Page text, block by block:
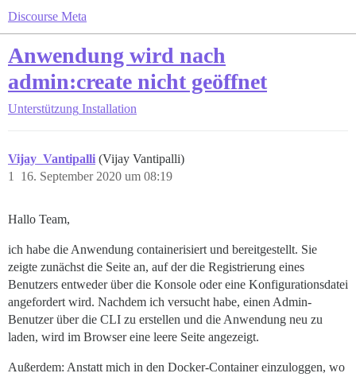
Discourse Meta
Anwendung wird nach
admin:create nicht geöffnet
Unterstützung Installation
Vijay_Vantipalli (Vijay Vantipalli)
16. September 2020 um 08:19
1
Hallo Team,
ich habe die Anwendung containerisiert und bereitgestellt. Sie
zeigte zunächst die Seite an, auf der die Registrierung eines
Benutzers entweder über die Konsole oder eine Konfigurationsdatei
angefordert wird. Nachdem ich versucht habe, einen Admin-
Benutzer über die CLI zu erstellen und die Anwendung neu zu
laden, wird im Browser eine leere Seite angezeigt.
Außerdem: Anstatt mich in den Docker-Container einzuloggen, wo